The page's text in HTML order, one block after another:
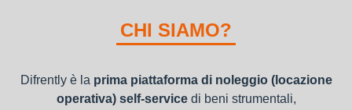
nel bilancio, poiché i canoni vengono considerati un servizio. I
canoni di noleggio sono deducibili ai fini IRES e IRAP
CHI SIAMO?
Difrently è la prima piattaforma di noleggio (locazione
operativa) self-servicedi beni strumentali,